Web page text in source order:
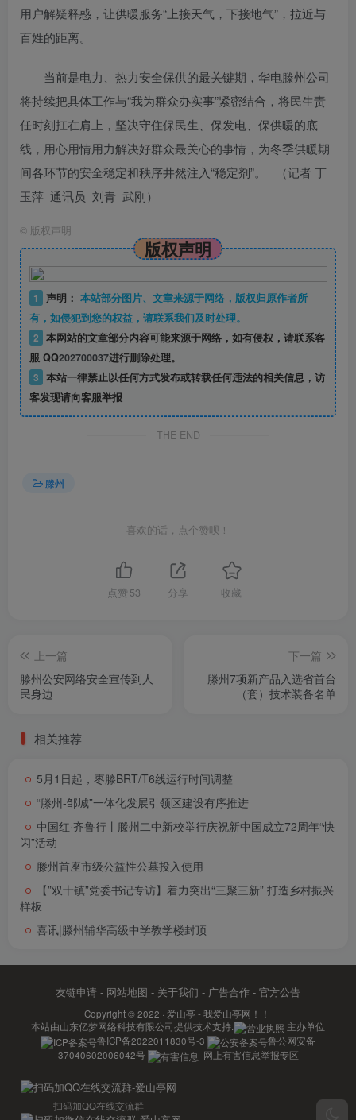
用户解疑释惑，让供暖服务“上接天气，下接地气”，拉近与
百姓的距离。
当前是电力、热力安全保供的最关键期，华电滕州公司
将持续把具体工作与“我为群众办实事”紧密结合，将民生责
任时刻扛在肩上，坚决守住保民生、保发电、保供暖的底
线，用心用情用力解决好群众最关心的事情，为冬季供暖期
间各环节的安全稳定和秩序井然注入“稳定剂”。 （记者 丁
玉萍 通讯员 刘青 武刚）
© 版权声明
版权声明
1 声明： 本站部分图片、文章来源于网络，版权归原作者所
有，如侵犯到您的权益，请联系我们及时处理。
2 本网站的文章部分内容可能来源于网络，如有侵权，请联系客
服 QQ202700037进行删除处理。
3 本站一律禁止以任何方式发布或转载任何违法的相关信息，访
客发现请向客服举报
THE END
滕州
喜欢的话，点个赞呗！
点赞 53 分享 收藏
上一篇
滕州公安网络安全宣传到人
民身边
下一篇
滕州7项新产品入选省首台
（套）技术装备名单
相关推荐
5月1日起，枣滕BRT/T6线运行时间调整
“滕州-邹城”一体化发展引领区建设有序推进
中国红·齐鲁行丨滕州二中新校举行庆祝新中国成立72周年“快
闪”活动
滕州首座市级公益性公墓投入使用
【”双十镇”党委书记专访】着力突出“三聚三新” 打造乡村振兴
样板
喜讯|滕州辅华高级中学教学楼封顶
友链申请 - 网站地图 - 关于我们 - 广告合作 - 官方公告
Copyright © 2022 · 爱山亭 - 我爱山亭网！！
本站由山东亿梦网络科技有限公司提供技术支持.
主办单位
鲁ICP备2022011830号-3
鲁公网安备
37040602006042号
网上有害信息举报专区
扫码加QQ在线交流群